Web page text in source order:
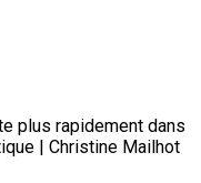
plus rapidement dans
| Christine Mailhot